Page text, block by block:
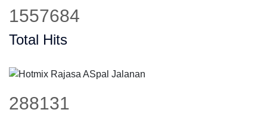
1879761
Total Hits
347707